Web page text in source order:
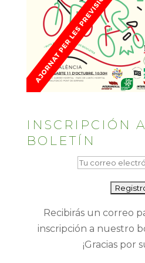
INSCRIPCIÓN
BOLETÍN
Recibirás un correo
inscripción a nuestro
¡Gracias por